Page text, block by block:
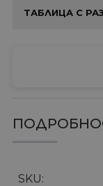
ТАБЛИЦА С
SKU